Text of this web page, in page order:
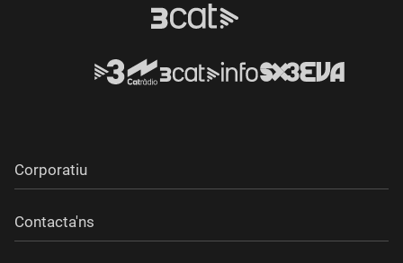
Corporatiu
Contacta'ns